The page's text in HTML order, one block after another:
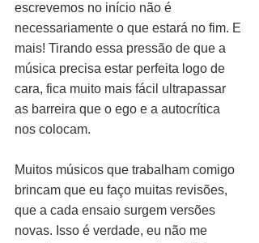
escrevemos no início não é
necessariamente o que estará no fim. E
mais! Tirando essa pressão de que a
música precisa estar perfeita logo de
cara, fica muito mais fácil ultrapassar
as barreira que o ego e a autocrítica
nos colocam.
Muitos músicos que trabalham comigo
brincam que eu faço muitas revisões,
que a cada ensaio surgem versões
novas. Isso é verdade, eu não me